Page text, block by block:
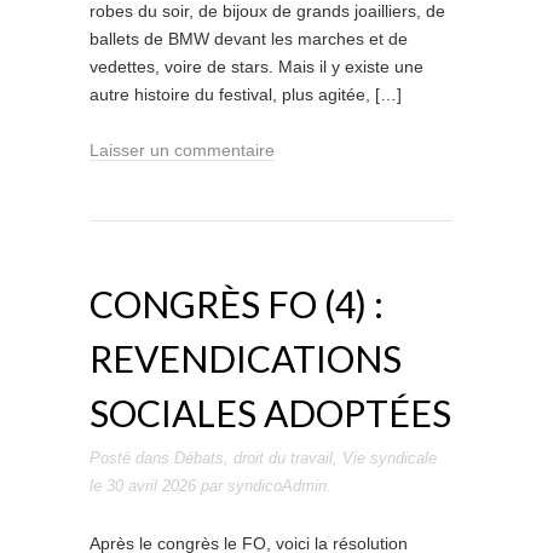
robes du soir, de bijoux de grands joailliers, de
ballets de BMW devant les marches et de
vedettes, voire de stars. Mais il y existe une
autre histoire du festival, plus agitée, […]
Laisser un commentaire
CONGRÈS FO (4) :
REVENDICATIONS
SOCIALES ADOPTÉES
Posté dans Débats, droit du travail, Vie syndicale
le 30 avril 2026 par syndicoAdmin.
Après le congrès le FO, voici la résolution